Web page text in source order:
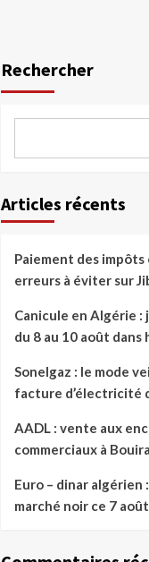
Rechercher
Articles récents
Paiement des impôts
erreurs à éviter sur
Canicule en Algérie :
du 8 au 10 août dans
Sonelgaz : le mode
facture d’électricité
AADL : vente aux
commerciaux à
Euro – dinar algérien
marché noir ce 7 août